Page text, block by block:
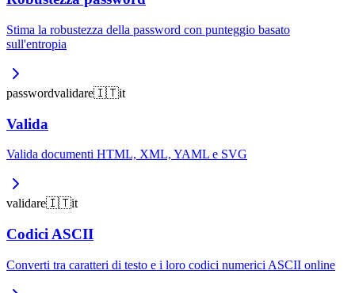
Stima la robustezza della password con punteggio basato
sull'entropia
passwordvalidare🇮🇹it
Valida
Valida documenti HTML, XML, YAML e SVG
validare🇮🇹it
Codici ASCII
Converti tra caratteri di testo e i loro codici numerici ASCII online